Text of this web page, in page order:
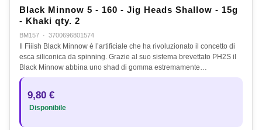
Black Minnow 5 - 160 - Jig Heads Shallow - 15g
- Khaki qty. 2
BM157 · 3700696801574
Il Fiiish Black Minnow è l’artificiale che ha rivoluzionato il concetto di
esca siliconica da spinning. Grazie al suo sistema brevettato PH2S il
Black Minnow abbina uno shad di gomma estremamente…
9,80 €
Disponibile